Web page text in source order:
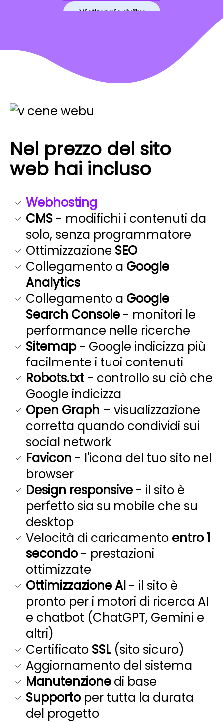
Všetky naše služby
Nel prezzo del sito
web hai incluso
Webhosting
CMS - modifichi i contenuti da
solo, senza programmatore
Ottimizzazione SEO
Collegamento a Google
Analytics
Collegamento a Google
Search Console - monitori le
performance nelle ricerche
Sitemap- Google indicizza più
facilmente i tuoi contenuti
Robots.txt - controllo su ciò che
Google indicizza
Open Graph – visualizzazione
corretta quando condividi sui
social network
Favicon - l'icona del tuo sito nel
browser
Design responsive - il sito è
perfetto sia su mobile che su
desktop
Velocità di caricamento entro 1
secondo- prestazioni
ottimizzate
Ottimizzazione AI - il sito è
pronto per i motori di ricerca AI
e chatbot (ChatGPT, Gemini e
altri)
Certificato SSL (sito sicuro)
Aggiornamento del sistema
Manutenzione di base
Supportoper tutta la durata
del progetto